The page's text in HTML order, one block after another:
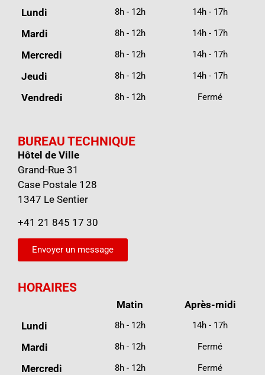
Lundi
8h - 12h 14h - 17h
Mardi 8h - 12h 14h - 17h
Mercredi 8h - 12h 14h - 17h
Jeudi 8h - 12h 14h - 17h
Vendredi 8h - 12h Fermé
BUREAU TECHNIQUE
Hôtel de Ville
Grand-Rue 31
Case Postale 128
1347 Le Sentier
+41 21 845 17 30
Envoyer un message
HORAIRES
Matin
Après-midi
Lundi
8h - 12h 14h - 17h
Mardi 8h - 12h Fermé
Mercredi 8h - 12h Fermé